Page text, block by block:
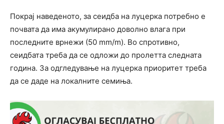
Покрај наведеното, за сеидба на луцерка потребно е
почвата да има акумулирано доволно влага при
последните врнежи (50 mm/m). Во спротивно,
сеидбата треба да се одложи до пролетта следната
година. За одгледување на луцерка приоритет треба
да се даде на локалните семиња.